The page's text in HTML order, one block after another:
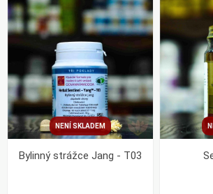
NENÍ SKLADEM
Bylinný strážce Jang - T03